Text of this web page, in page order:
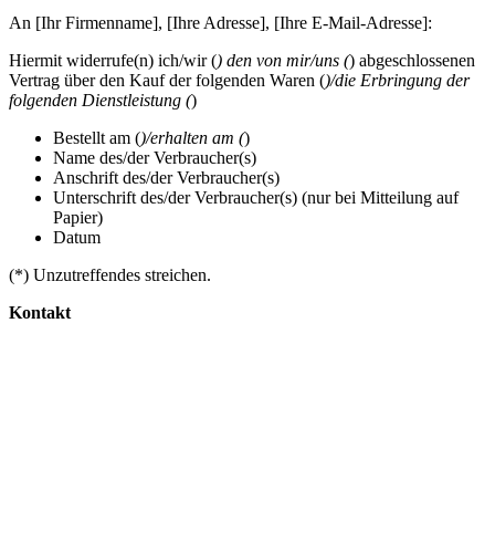
An [Ihr Firmenname], [Ihre Adresse], [Ihre E-Mail-Adresse]:
Hiermit widerrufe(n) ich/wir () den von mir/uns () abgeschlossenen
Vertrag über den Kauf der folgenden Waren ()/die Erbringung der
folgenden Dienstleistung ()
Bestellt am ()/erhalten am ()
Name des/der Verbraucher(s)
Anschrift des/der Verbraucher(s)
Unterschrift des/der Verbraucher(s) (nur bei Mitteilung auf
Papier)
Datum
(*) Unzutreffendes streichen.
Kontakt